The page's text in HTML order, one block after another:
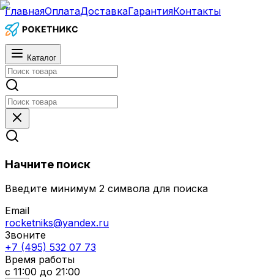
ГлавнаяОплатаДоставкаГарантияКонтакты
Каталог
Начните поиск
Введите минимум 2 символа для поиска
Email
rocketniks@yandex.ru
Звоните
+7 (495) 532 07 73
Время работы
с 11:00 до 21:00